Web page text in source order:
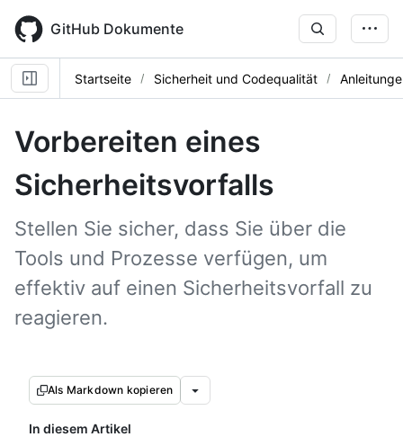
main
content
GitHub Dokumente
Startseite Sicherheit und Codequalität
Vorbereiten eines
Sicherheitsvorfalls
Stellen Sie sicher, dass Sie über die
Tools und Prozesse verfügen, um
effektiv auf einen Sicherheitsvorfall zu
reagieren.
Als Markdown kopieren
In diesem Artikel